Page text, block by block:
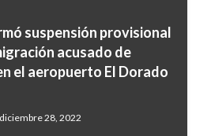
suspensión provisional
acusado de
el aeropuerto El Dorado
28, 2022